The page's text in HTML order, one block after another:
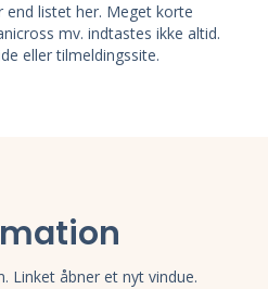
listet her. Meget korte
mv. indtastes ikke altid.
eller tilmeldingssite.
Linket åbner et nyt vindue.